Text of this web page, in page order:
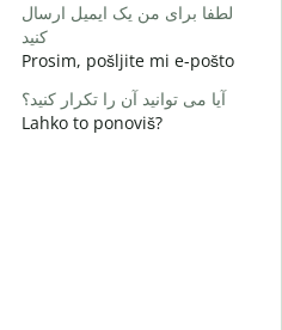
لطفا برای من یک ایمیل ارسال
کنید
Prosim, pošljite mi e-pošto
آیا می توانید آن را تکرار کنید؟
Lahko to ponoviš?